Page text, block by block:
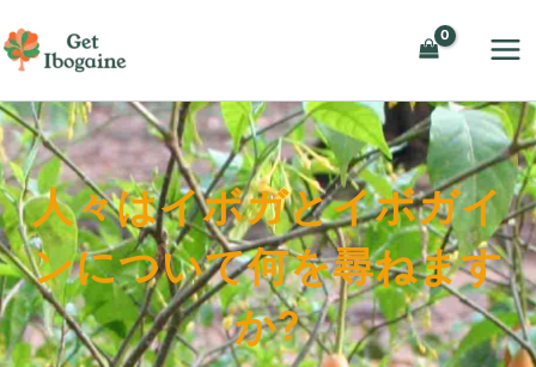
容
ス
キ
ッ
プ 人々はイボガとイボガイ
ンについて何を尋ねます
か?